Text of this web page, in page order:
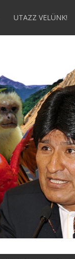
UTAZZ VELÜNK!